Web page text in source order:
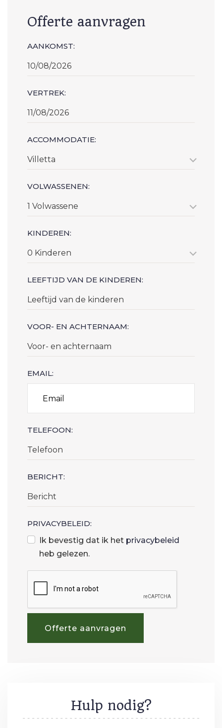
Offerte aanvragen
AANKOMST:
VERTREK:
ACCOMMODATIE:
Villetta
VOLWASSENEN:
1 Volwassene
KINDEREN:
0 Kinderen
LEEFTIJD VAN DE KINDEREN:
VOOR- EN ACHTERNAAM:
EMAIL:
TELEFOON:
BERICHT:
PRIVACYBELEID:
Ik bevestig dat ik het privacybeleid
heb gelezen.
Offerte aanvragen
Hulp nodig?